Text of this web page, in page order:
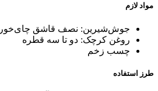
مواد لازم
جوش‌شیرین: نصف قاشق
روغن کرچک: دو تا سه قطره
چسب زخم
طرز استفاده